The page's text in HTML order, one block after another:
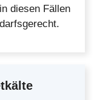
diesen Fällen